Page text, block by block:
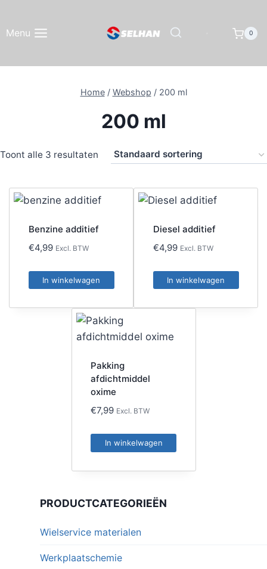
inhoud
Menu 0
Home / Webshop / 200 ml
200 ml
Toont alle 3 resultaten
Benzine additief
€4,99 Excl. BTW
In winkelwagen
Diesel additief
€4,99 Excl. BTW
In winkelwagen
Pakking
afdichtmiddel
oxime
€7,99 Excl. BTW
In winkelwagen
PRODUCTCATEGORIEËN
Wielservice materialen
Werkplaatschemie